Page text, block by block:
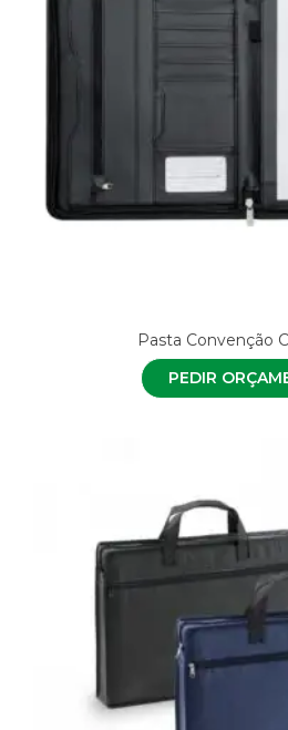
Pasta Convenção
PEDIR